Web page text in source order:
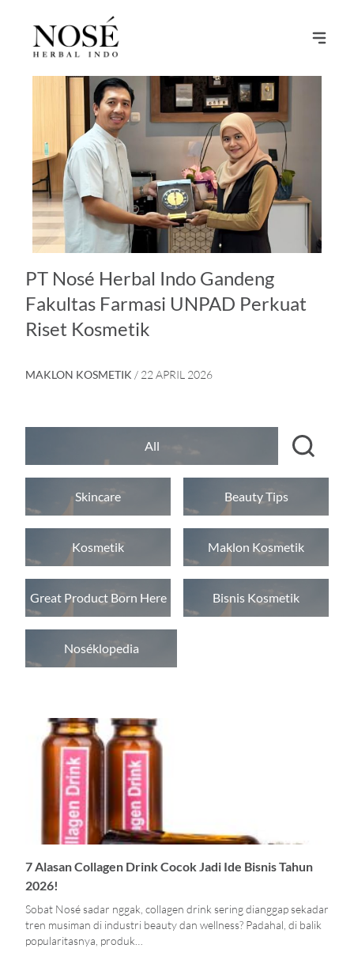
PT Nosé Herbal Indo Gandeng
Fakultas Farmasi UNPAD Perkuat
Riset Kosmetik
MAKLON KOSMETIK / 22 APRIL 2026
All
Skincare Beauty Tips
Kosmetik Maklon Kosmetik
Great Product Born Here Bisnis Kosmetik
Noséklopedia
7 Alasan Collagen Drink Cocok Jadi Ide Bisnis Tahun
2026!
Sobat Nosé sadar nggak, collagen drink sering dianggap sekadar
tren musiman di industri beauty dan wellness? Padahal, di balik
popularitasnya, produk…